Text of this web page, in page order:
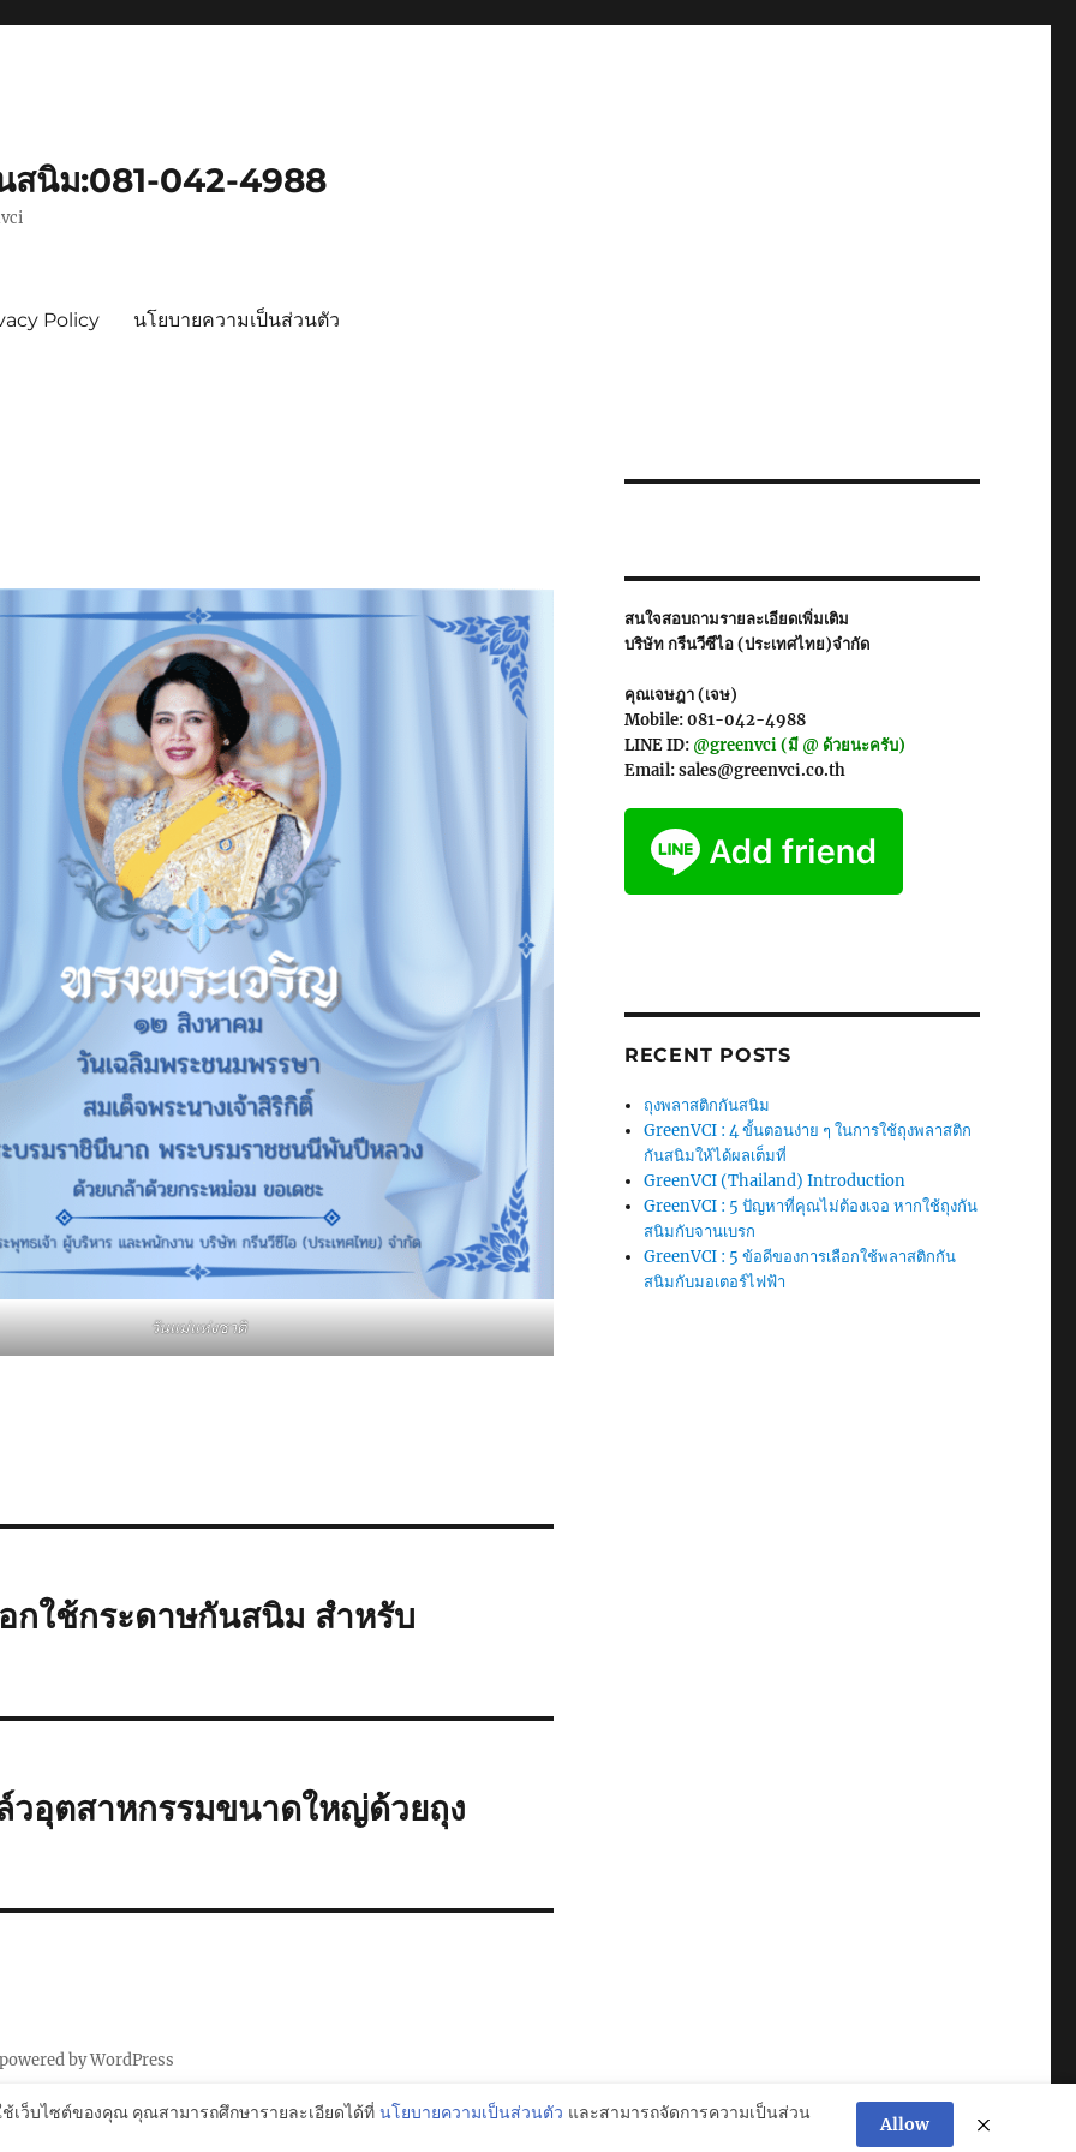
สนิม:081-042-4988
Policy นโยบายความเป็นส่วนตัว
วันแม่แห่งชาติ
กใช้กระดาษกันสนิม สำหรับ
วอุตสาหกรรมขนาดใหญ่ด้วยถุง
สนใจสอบถามรายละเอียดเพิ่มเติม
บริษัท กรีนวีซีไอ (ประเทศไทย)จำกัด
คุณเจษฎา (เจษ)
Mobile: 081-042-4988
LINE ID: @greenvci (มี @ ด้วยนะครับ)
Email: sales@greenvci.co.th
RECENT POSTS
ถุงพลาสติกกันสนิม
GreenVCI : 4 ขั้นตอนง่าย ๆ ในการใช้ถุงพลาสติก
กันสนิมให้ได้ผลเต็มที่
GreenVCI (Thailand) Introduction
GreenVCI : 5 ปัญหาที่คุณไม่ต้องเจอ หากใช้ถุงกัน
สนิมกับจานเบรก
GreenVCI : 5 ข้อดีของการเลือกใช้พลาสติกกัน
สนิมกับมอเตอร์ไฟฟ้า
by WordPress
เว็บไซต์ของคุณ คุณสามารถศึกษารายละเอียดได้ที่ นโยบายความเป็นส่วนตัว และสามารถจัดการความเป็นส่วน
Allow